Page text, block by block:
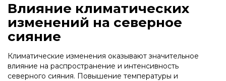
Влияние климатических
изменений на северное
сияние
Климатические изменения оказывают значительное
влияние на распространение и интенсивность
северного сияния. Повышение температуры и